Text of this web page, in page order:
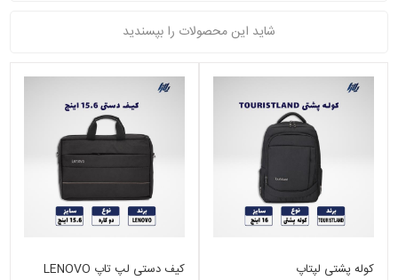
شاید این محصولات را بپسندید
کوله پشتی لپتاپ
کیف دستی لپ تاپ LENOVO